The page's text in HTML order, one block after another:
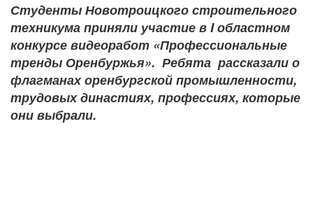
Студенты Новотроицкого строительного
техникума приняли участие в I областном
конкурсе видеоработ «Профессиональные
тренды Оренбуржья». Ребята рассказали о
флагманах оренбургской промышленности,
трудовых династиях, профессиях, которые
они выбрали.